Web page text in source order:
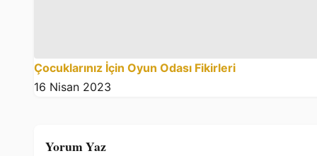
Çocuklarınız İçin Oyun Odası Fikirleri
16 Nisan 2023
Yorum Yaz